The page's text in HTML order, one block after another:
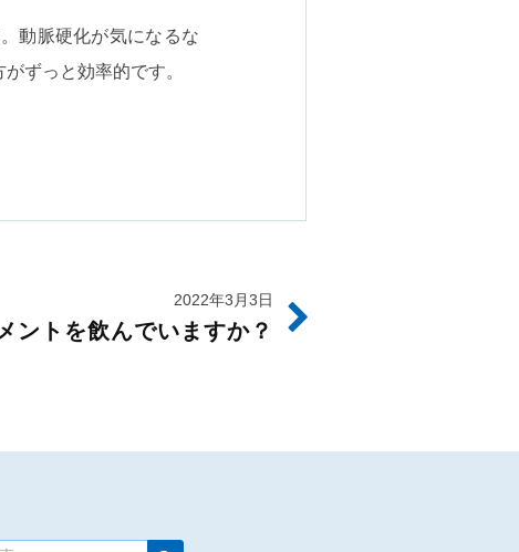
動脈硬化が気になるな
ずっと効率的です。
2022年3月3日
ントを飲んでいますか？